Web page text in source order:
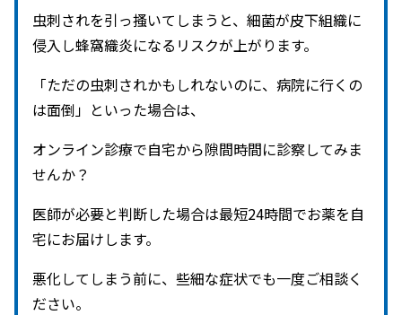
虫刺されを引っ搔いてしまうと、細菌が皮下組織に
侵入し蜂窩織炎になるリスクが上がります。
「ただの虫刺されかもしれないのに、病院に行くの
は面倒」といった場合は、
オンライン診療で自宅から隙間時間に診察してみま
せんか？
医師が必要と判断した場合は最短24時間でお薬を自
宅にお届けします。
悪化してしまう前に、些細な症状でも一度ご相談く
ださい。